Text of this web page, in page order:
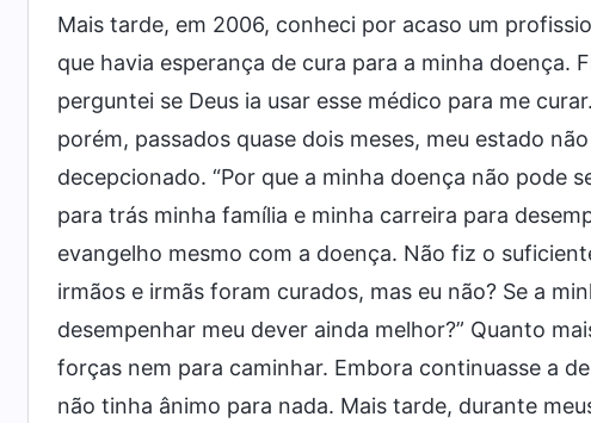
Mais tarde, em 2006, conheci por acaso um
que havia esperança de cura para a minha doença.
perguntei se Deus ia usar esse médico para me
porém, passados quase dois meses, meu estado
decepcionado. “Por que a minha doença não pode
para trás minha família e minha carreira para
evangelho mesmo com a doença. Não fiz o
irmãos e irmãs foram curados, mas eu não? Se a
desempenhar meu dever ainda melhor?” Quanto
forças nem para caminhar. Embora continuasse a
não tinha ânimo para nada. Mais tarde, durante